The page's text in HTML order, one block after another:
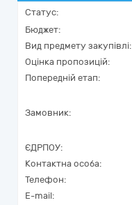
Статус:
Бюджет:
Вид предмету закупівлі:
Оцінка пропозицій:
Попередній етап:
Замовник:
ЄДРПОУ:
Контактна особа:
Телефон:
E-mail: